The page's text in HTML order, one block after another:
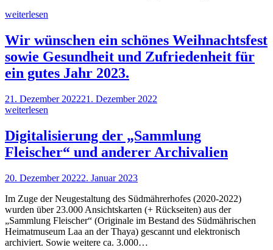
weiterlesen
Wir wünschen ein schönes Weihnachtsfest
sowie Gesundheit und Zufriedenheit für
ein gutes Jahr 2023.
21. Dezember 202221. Dezember 2022
weiterlesen
Digitalisierung der „Sammlung
Fleischer“ und anderer Archivalien
20. Dezember 20222. Januar 2023
Im Zuge der Neugestaltung des Südmährerhofes (2020-2022)
wurden über 23.000 Ansichtskarten (+ Rückseiten) aus der
„Sammlung Fleischer“ (Originale im Bestand des Südmährischen
Heimatmuseum Laa an der Thaya) gescannt und elektronisch
archiviert. Sowie weitere ca. 3.000…